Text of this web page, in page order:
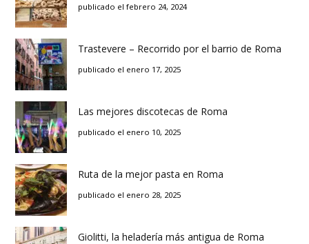
publicado el febrero 24, 2024
Trastevere – Recorrido por el barrio de Roma
publicado el enero 17, 2025
Las mejores discotecas de Roma
publicado el enero 10, 2025
Ruta de la mejor pasta en Roma
publicado el enero 28, 2025
Giolitti, la heladería más antigua de Roma